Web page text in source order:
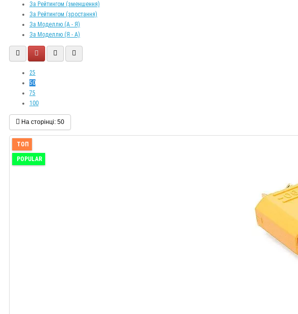
За Рейтингом (зменшення)
За Рейтингом (зростання)
За Моделлю (A - Я)
За Моделлю (Я - A)
25
50
75
100
На сторінці: 50
ТОП
POPULAR